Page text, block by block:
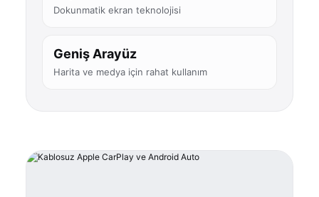
Dokunmatik ekran teknolojisi
Geniş Arayüz
Harita ve medya için rahat kullanım